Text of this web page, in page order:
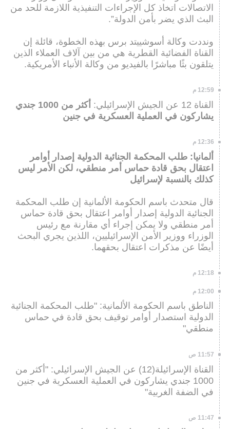
الاتصالات اتخاذ كل الإجراءات التنفيذية اللازمة للحد من
البث الذي يضر بأمن الدولة”.
ونددت وكالة أسوشييتد برس بهذه الخطوة، قائلة إن
القناة الفضائية القطرية هي من بين آلاف العملاء الذين
يتلقون بثًا مباشرًا بالفيديو من وكالة الأنباء الأمريكية.
12:59 م
القناة 12 عن الجيش الإسرائيلي:
أكثر من 1000 جندي
يشاركون في العملية العسكرية في جنين
12:36 م
ألمانيا: طلب المحكمة الجنائية الدولية إصدار أوامر
اعتقال بحق قادة حماس أمر منطقي، لكن الأمر ليس
كذلك بالنسبة لإسرائيل
قال متحدث باسم الحكومة الألمانية إن طلب المحكمة
الجنائية الدولية إصدار أوامر اعتقال بحق قادة حماس
أمر منطقي ولا يمكن إجراء أي مقارنة مع رئيس
الوزراء ووزير الأمن الإسرائيليين، اللذين يجري البحث
أيضًا عن مذكرات اعتقال بحقهما.
12:18 م
12:00 م
الناطق باسم الحكومة الألمانية: "طلب المحكمة الجنائية
الدولية استصدار أوامر توقيف بحق قادة في حماس
منطقي"
11:57 ص
القناة الإسرائيلة(12) عن الجيش الإسرائيلي: "أكثر من
1000 جندي يشاركون في العملية العسكرية في جنين
في الضفة الغربية"
11:47 ص